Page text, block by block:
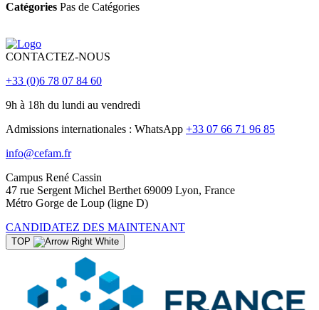
Catégories Pas de Catégories
CONTACTEZ-NOUS
+33 (0)6 78 07 84 60
9h à 18h du lundi au vendredi
Admissions internationales : WhatsApp +33 07 66 71 96 85
info@cefam.fr
Campus René Cassin
47 rue Sergent Michel Berthet 69009 Lyon, France
Métro Gorge de Loup (ligne D)
CANDIDATEZ DES MAINTENANT
TOP